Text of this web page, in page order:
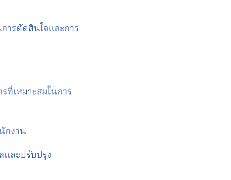
ารตัดสินใจและการ
ที่เหมาะสมในการ
กงาน
และปรับปรุง